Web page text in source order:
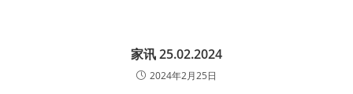
家讯 25.02.2024
2024年2月25日